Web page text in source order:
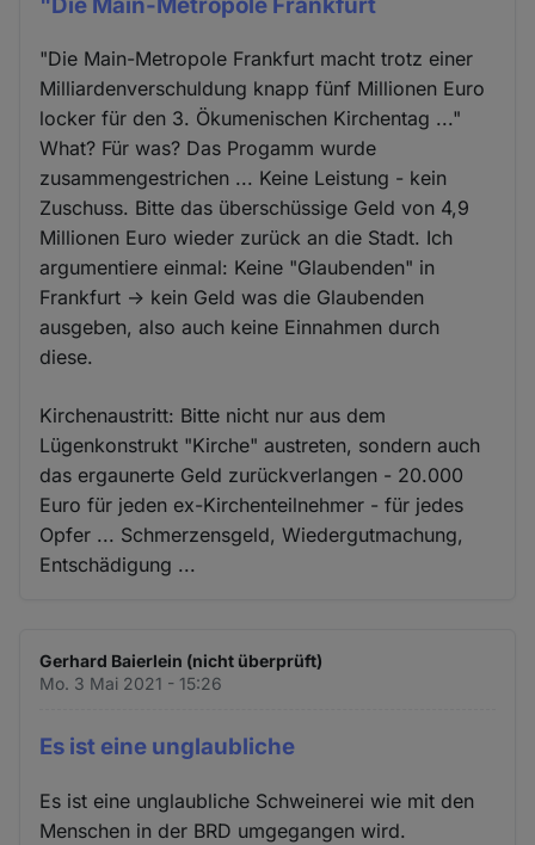
"Die Main-Metropole Frankfurt macht trotz einer
Milliardenverschuldung knapp fünf Millionen Euro
locker für den 3. Ökumenischen Kirchentag ..."
What? Für was? Das Progamm wurde
zusammengestrichen ... Keine Leistung - kein
Zuschuss. Bitte das überschüssige Geld von 4,9
Millionen Euro wieder zurück an die Stadt. Ich
argumentiere einmal: Keine "Glaubenden" in
Frankfurt -> kein Geld was die Glaubenden
ausgeben, also auch keine Einnahmen durch
diese.
Kirchenaustritt: Bitte nicht nur aus dem
Lügenkonstrukt "Kirche" austreten, sondern auch
das ergaunerte Geld zurückverlangen - 20.000
Euro für jeden ex-Kirchenteilnehmer - für jedes
Opfer ... Schmerzensgeld, Wiedergutmachung,
Entschädigung ...
Gerhard Baierlein (nicht überprüft)
Mo. 3 Mai 2021 - 15:26
Es ist eine unglaubliche
Es ist eine unglaubliche Schweinerei wie mit den
Menschen in der BRD umgegangen wird.